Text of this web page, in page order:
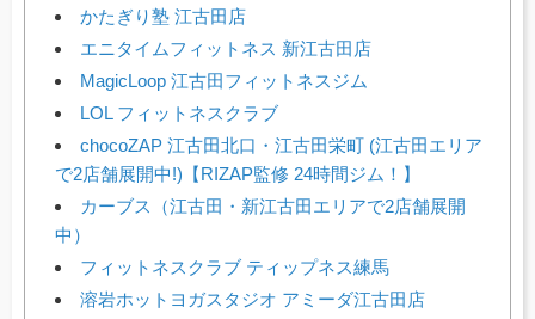
かたぎり塾 江古田店
エニタイムフィットネス 新江古田店
MagicLoop 江古田フィットネスジム
LOL フィットネスクラブ
chocoZAP 江古田北口・江古田栄町 (江古田エリア
で2店舗展開中!)【RIZAP監修 24時間ジム！】
カーブス（江古田・新江古田エリアで2店舗展開
中）
フィットネスクラブ ティップネス練馬
溶岩ホットヨガスタジオ アミーダ江古田店